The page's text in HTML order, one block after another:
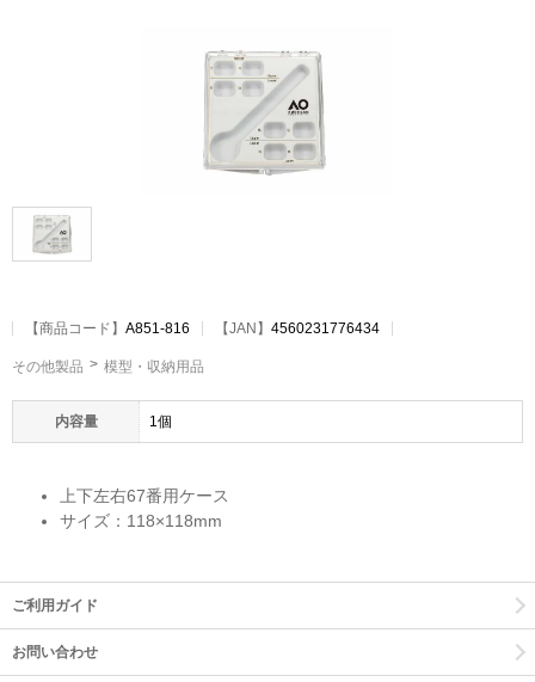
【商品コード】 A851-816 【JAN】 4560231776434
その他製品 模型・収納用品
内容量 1個
上下左右67番用ケース
サイズ：118×118mm
ご利用ガイド
お問い合わせ